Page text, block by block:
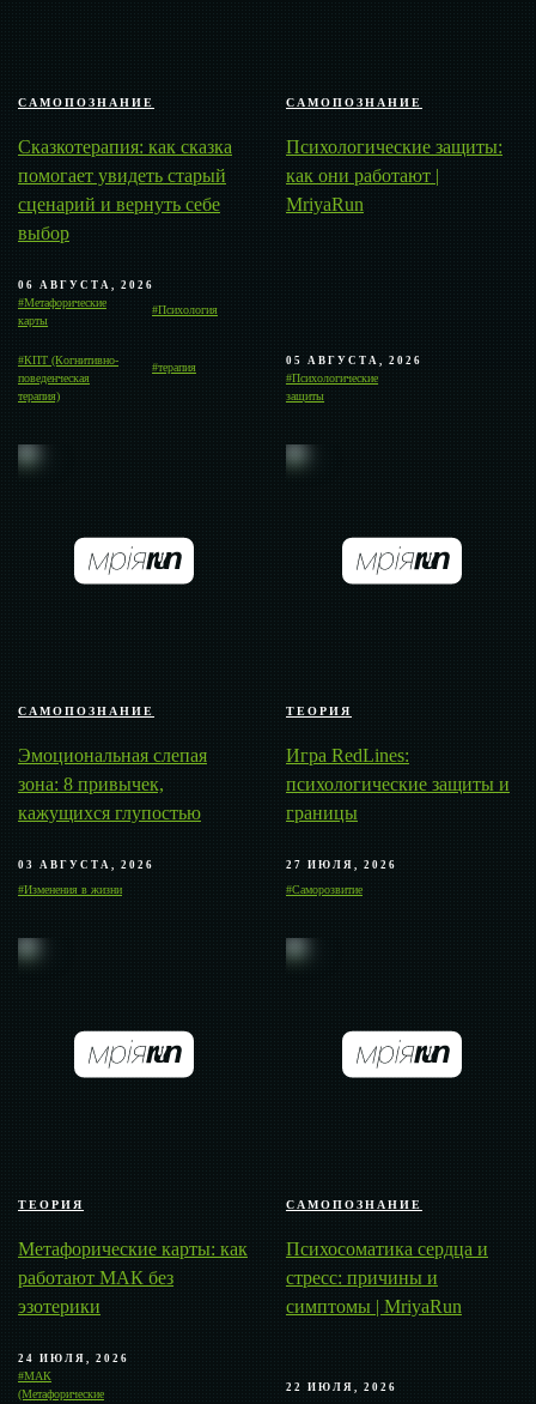
САМОПОЗНАНИЕ
Сказкотерапия: как сказка
помогает увидеть старый
сценарий и вернуть себе
выбор
06 АВГУСТА, 2026
#Метафорические
карты
#Психология
#КПТ (Когнитивно-
поведенческая
терапия)
#терапия
САМОПОЗНАНИЕ
Психологические защиты:
как они работают |
MriyaRun
05 АВГУСТА, 2026
#Психологические
защиты
САМОПОЗНАНИЕ
Эмоциональная слепая
зона: 8 привычек,
кажущихся глупостью
03 АВГУСТА, 2026
#Изменения в жизни
ТЕОРИЯ
Игра RedLines:
психологические защиты и
границы
27 ИЮЛЯ, 2026
#Саморозвитие
ТЕОРИЯ
Метафорические карты: как
работают МАК без
эзотерики
24 ИЮЛЯ, 2026
#МАК
(Метафорические
САМОПОЗНАНИЕ
Психосоматика сердца и
стресс: причины и
симптомы | MriyaRun
22 ИЮЛЯ, 2026